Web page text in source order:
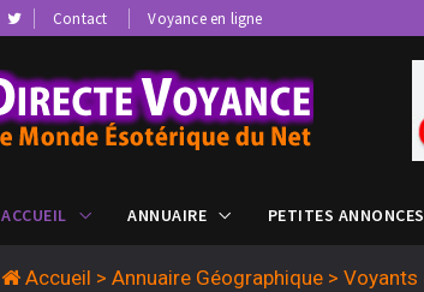
Contact Voyance en ligne
ACCUEIL ANNUAIRE PETITES ANNONCES
Accueil > Annuaire Géographique > Voyants